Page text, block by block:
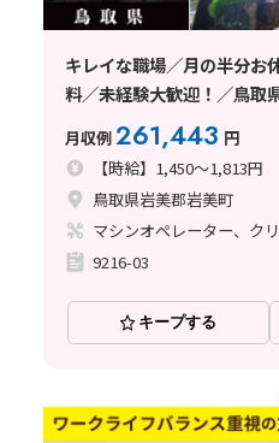
キレイな職場／月の半分お
料／未経験大歓迎！／鳥取
月収例261,443 円
【時給】1,450～1,813円
鳥取県岩美郡岩美町
マシンオペレーター、ク
9216-03
キープする